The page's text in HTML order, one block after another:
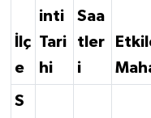
İlç
e
inti
Tari
hi
Saa
tler
i
S